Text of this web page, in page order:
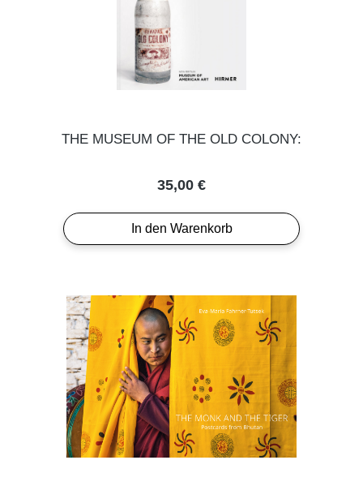
THE MUSEUM OF THE OLD COLONY:
Regulärer Preis:
35,00 €
In den Warenkorb